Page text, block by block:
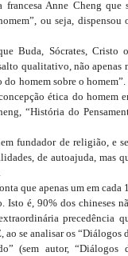
Anne Cheng que
ou seja, dispensou
Buda, Sócrates, Cristo
qualitativo, não apenas
homem sobre o homem”.
ética do homem
“História do
fundador de religião, e
de autoajuda, mas
que apenas um em cada
Isto é, 90% dos chineses
precedência
se analisar os “Diálogos
(sem autor, “Diálogos